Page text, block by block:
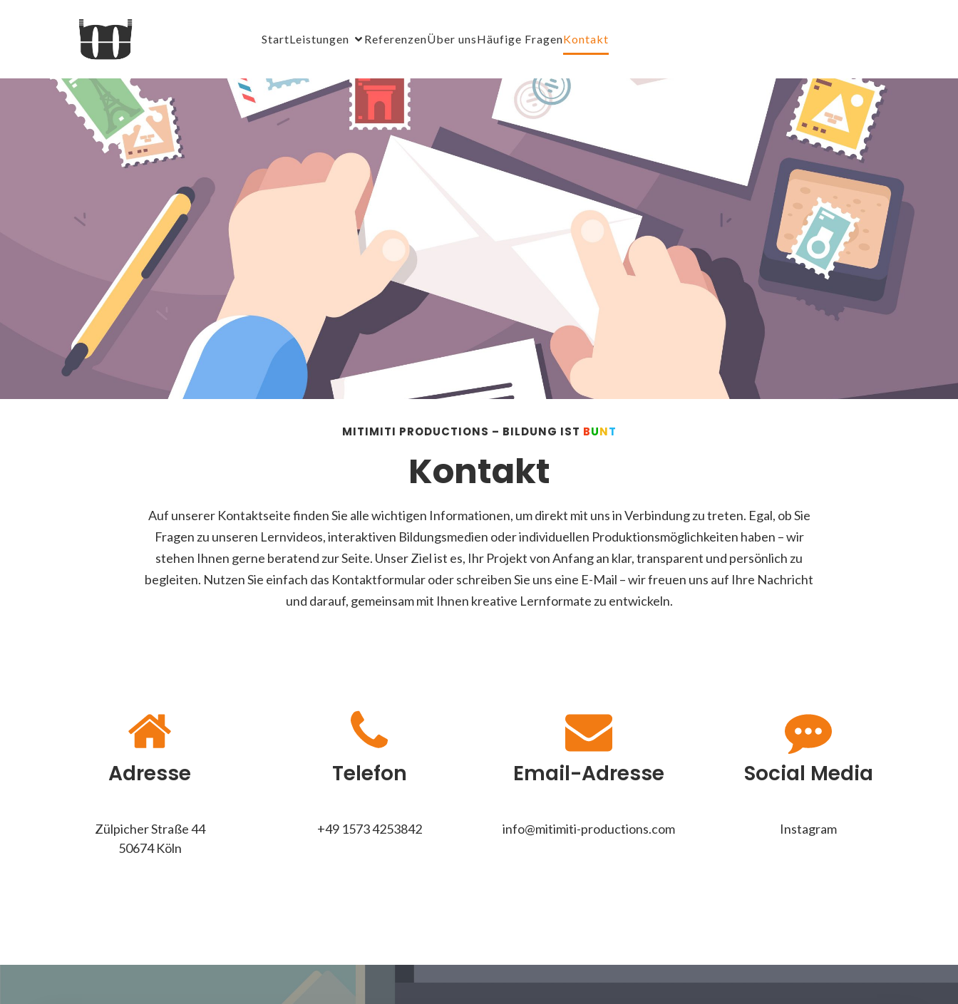
StartLeistungen ReferenzenÜber unsHäufige FragenKontakt
MITIMITI PRODUCTIONS – BILDUNG IST BUNT
Kontakt
Auf unserer Kontaktseite finden Sie alle wichtigen Informationen, um direkt mit uns in Verbindung zu treten. Egal, ob Sie
Fragen zu unseren Lernvideos, interaktiven Bildungsmedien oder individuellen Produktionsmöglichkeiten haben – wir
stehen Ihnen gerne beratend zur Seite. Unser Ziel ist es, Ihr Projekt von Anfang an klar, transparent und persönlich zu
begleiten. Nutzen Sie einfach das Kontaktformular oder schreiben Sie uns eine E-Mail – wir freuen uns auf Ihre Nachricht
und darauf, gemeinsam mit Ihnen kreative Lernformate zu entwickeln.
Adresse
Zülpicher Straße 44
50674 Köln
Telefon
+49 1573 4253842
Email-Adresse
info@mitimiti-productions.com
Social Media
Instagram